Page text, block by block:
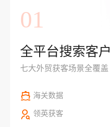
01
全平台搜索客户
七大外贸获客场景全覆盖
海关数据
领英获客